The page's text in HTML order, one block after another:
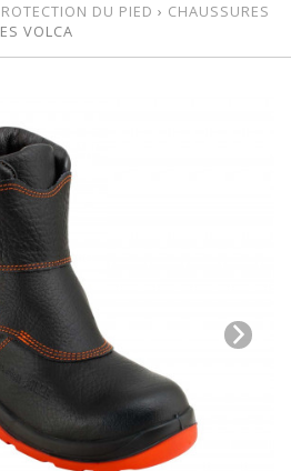
DU PIED › CHAUSSURES
VOLCA